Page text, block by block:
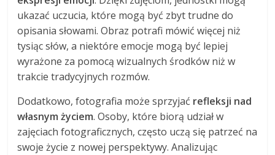
ukazać uczucia, które mogą być zbyt trudne do
opisania słowami. Obraz potrafi mówić więcej niż
tysiąc słów, a niektóre emocje mogą być lepiej
wyrażone za pomocą wizualnych środków niż w
trakcie tradycyjnych rozmów.
Dodatkowo, fotografia może sprzyjać refleksji nad
własnym życiem. Osoby, które biorą udział w
zajęciach fotograficznych, często uczą się patrzeć na
swoje życie z nowej perspektywy. Analizując